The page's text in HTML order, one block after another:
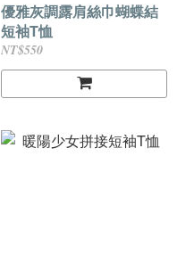
優雅灰調露肩絲巾蝴蝶結
短袖T恤
NT$550